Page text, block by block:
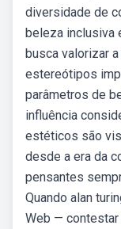
diversidade de
beleza inclusiva
busca valorizar
estereótipos
parâmetros de
influência
estéticos são
desde a era da
pensantes
Quando alan
Web —